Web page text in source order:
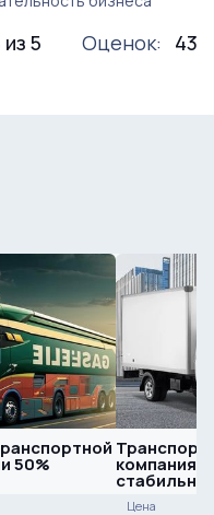
5 Оценок: 43
50% компания /
/ автопарк
Цена